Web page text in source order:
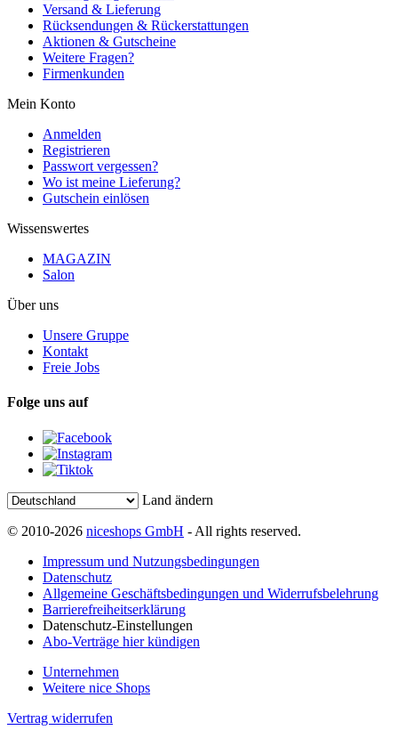
Versand & Lieferung
Rücksendungen & Rückerstattungen
Aktionen & Gutscheine
Weitere Fragen?
Firmenkunden
Mein Konto
Anmelden
Registrieren
Passwort vergessen?
Wo ist meine Lieferung?
Gutschein einlösen
Wissenswertes
MAGAZIN
Salon
Über uns
Unsere Gruppe
Kontakt
Freie Jobs
Folge uns auf
Land ändern
© 2010-2026 niceshops GmbH - All rights reserved.
Impressum und Nutzungsbedingungen
Datenschutz
Allgemeine Geschäftsbedingungen und Widerrufsbelehrung
Barrierefreiheitserklärung
Datenschutz-Einstellungen
Abo-Verträge hier kündigen
Unternehmen
Weitere nice Shops
Vertrag widerrufen